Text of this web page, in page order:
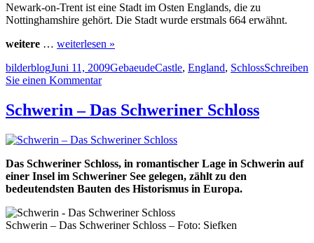
Newark-on-Trent ist eine Stadt im Osten Englands, die zu
Nottinghamshire gehört. Die Stadt wurde erstmals 664 erwähnt.
weitere … weiterlesen »
Autor
bilderblogVeröffentlicht
am
Juni 11, 2009Kategorien
GebaeudeSchlagwörter
Castle, England, SchlossSchreiben
Sie einen Kommentarzu
Castle
–
Nottinghamshire
Schwerin – Das Schweriner Schloss
Das Schweriner Schloss, in romantischer Lage in Schwerin auf
einer Insel im Schweriner See gelegen, zählt zu den
bedeutendsten Bauten des Historismus in Europa.
Schwerin – Das Schweriner Schloss – Foto: Siefken